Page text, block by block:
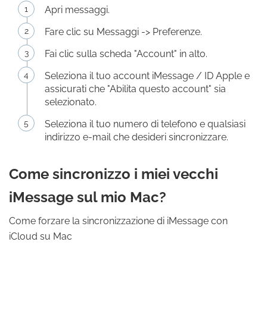
Apri messaggi.
Fare clic su Messaggi -> Preferenze.
Fai clic sulla scheda "Account" in alto.
Seleziona il tuo account iMessage / ID Apple e
assicurati che "Abilita questo account" sia
selezionato.
Seleziona il tuo numero di telefono e qualsiasi
indirizzo e-mail che desideri sincronizzare.
Come sincronizzo i miei vecchi
iMessage sul mio Mac?
Come forzare la sincronizzazione di iMessage con
iCloud su Mac